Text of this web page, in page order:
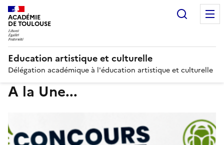
ACADÉMIE
DE TOULOUSE
Education artistique et culturelle
Délégation académique à l'éducation artistique et culturelle
A la Une...